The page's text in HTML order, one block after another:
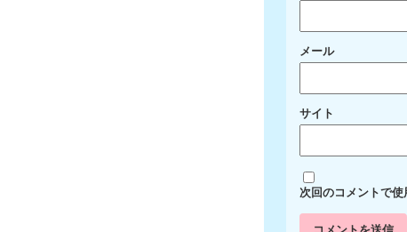
メール
サイト
次回のコメントで